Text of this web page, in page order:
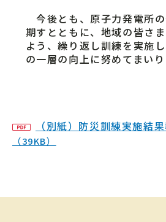
今後とも、原子力発電所
期すとともに、地域の皆さ
よう、繰り返し訓練を実施
の一層の向上に努めてまいり
（別紙）防災訓練実施結
（39KB）